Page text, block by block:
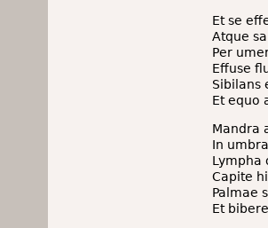
Et se
Atque
Per
Effuse
Sibilans
Et equo
Mandra
In
Lympha
Capite
Palmae
Et